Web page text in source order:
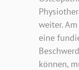
weiter.
eine
können,